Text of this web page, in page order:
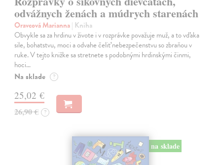
odvážnych ženách a múdrych starenách
Oravcová Marianna| Kniha
Obvykle sa za hrdinu v živote i v rozprávke považuje muž, a to vďaka
sile, bohatstvu, moci a odvahe čeliť nebezpečenstvu so zbraňou v
ruke. V tejto knižke sa stretnete s podobnými hrdinskými činmi,
hoci…
Na sklade ?
25,02 €
26,90 € ?
na sklade